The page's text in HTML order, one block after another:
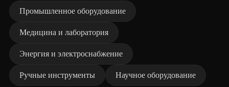
Промышленное оборудование
Медицина и лаборатория
Энергия и электроснабжение
Ручные инструменты Научное оборудование